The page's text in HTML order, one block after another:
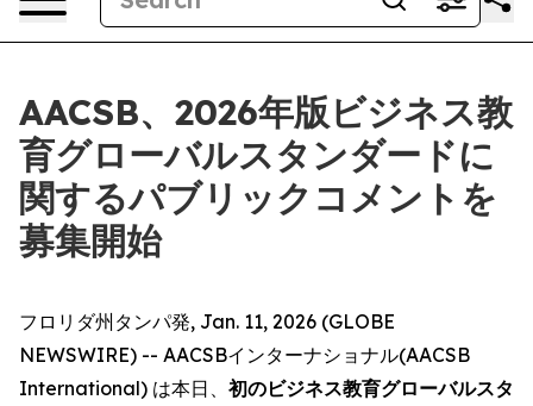
AACSB、2026年版ビジネス教
育グローバルスタンダードに
関するパブリックコメントを
募集開始
フロリダ州タンパ発, Jan. 11, 2026 (GLOBE
NEWSWIRE) -- AACSBインターナショナル(AACSB
International) は本日、 初のビジネス教育グローバルスタ